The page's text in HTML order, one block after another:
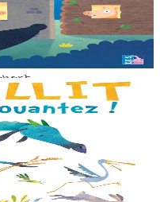
eürus gant o zud. Un
kaout e di ! Ur rummad
zo, geot flour hag
evit chom amañ ! a huch